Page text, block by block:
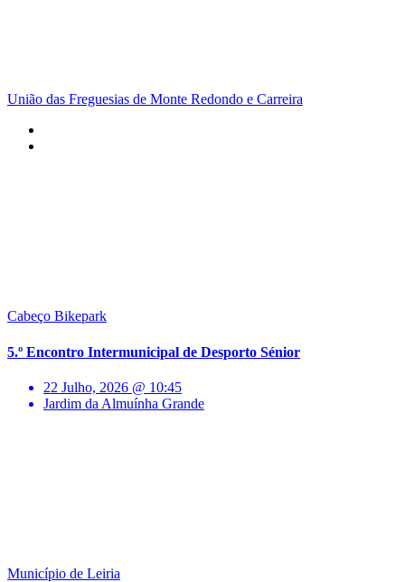
União das Freguesias de Monte Redondo e Carreira
Cabeço Bikepark
5.º Encontro Intermunicipal de Desporto Sénior
22 Julho, 2026 @ 10:45
Jardim da Almuínha Grande
Município de Leiria